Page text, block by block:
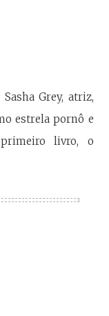
Grey, atriz,
estrela pornô e
livro, o